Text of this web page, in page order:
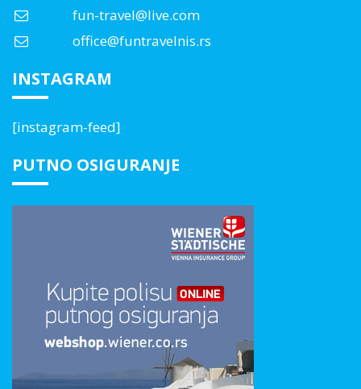
fun-travel@live.com
office@funtravelnis.rs
INSTAGRAM
[instagram-feed]
PUTNO OSIGURANJE